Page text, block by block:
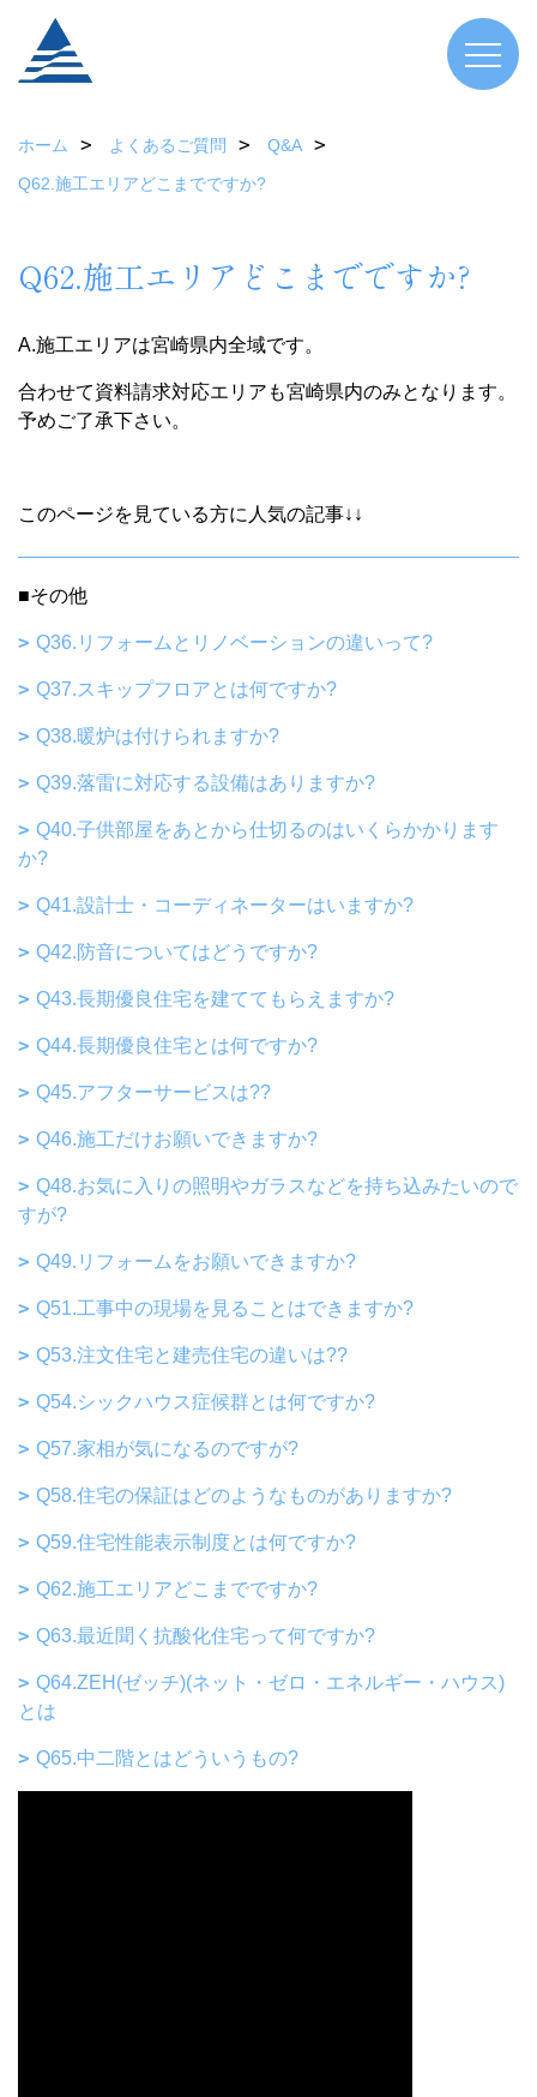
ホーム よくあるご質問
Q&A
Q62.施工エリアどこまでですか?
Q62.施工エリアどこまでですか?
A.施工エリアは宮崎県内全域です。
合わせて資料請求対応エリアも宮崎県内のみとなります。
予めご了承下さい。
このページを見ている方に人気の記事↓↓
■その他
Q36.リフォームとリノベーションの違いって?
Q37.スキップフロアとは何ですか?
Q38.暖炉は付けられますか?
Q39.落雷に対応する設備はありますか?
Q40.子供部屋をあとから仕切るのはいくらかかります
か?
Q41.設計士・コーディネーターはいますか?
Q42.防音についてはどうですか?
Q43.長期優良住宅を建ててもらえますか?
Q44.長期優良住宅とは何ですか?
Q45.アフターサービスは??
Q46.施工だけお願いできますか?
Q48.お気に入りの照明やガラスなどを持ち込みたいので
すが?
Q49.リフォームをお願いできますか?
Q51.工事中の現場を見ることはできますか?
Q53.注文住宅と建売住宅の違いは??
Q54.シックハウス症候群とは何ですか?
Q57.家相が気になるのですが?
Q58.住宅の保証はどのようなものがありますか?
Q59.住宅性能表示制度とは何ですか?
Q62.施工エリアどこまでですか?
Q63.最近聞く抗酸化住宅って何ですか?
Q64.ZEH(ゼッチ)(ネット・ゼロ・エネルギー・ハウス)
とは
Q65.中二階とはどういうもの?